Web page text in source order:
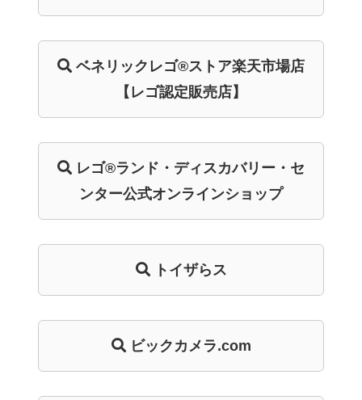
ベネリック レゴ®ストア楽天市場店
【レゴ認定販売店】
レゴ®ランド・ ディスカバリー・ セ
ンター公式オンラインショップ
トイザらス
ビックカメラ.com